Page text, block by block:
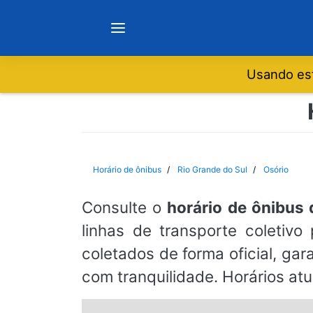
Notícias
São Paulo
Rio de Janeiro
Usando
Horário de ônibus Rio Grande do Sul Osório
Consulte o horário de ônibus
linhas de transporte coletivo
coletados de forma oficial,
com tranquilidade. Horários